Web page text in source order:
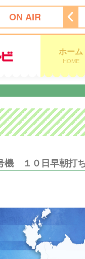
ON AIR
ミキティダイニング
ホーム
HOME
機 １０日早朝